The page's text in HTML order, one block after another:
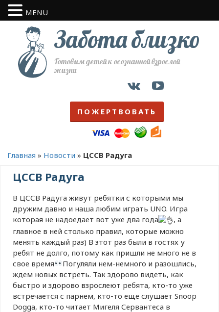
Забота близко
Готовим детей к осознанной взрослой
жизни
ПОЖЕРТВОВАТЬ
Главная » Новости » ЦССВ Радуга
ЦССВ Радуга
В ЦССВ Радуга живут ребятки с которыми мы
дружим давно и наша любим играть UNO. Игра
которая не надоедает вот уже два года
, а
главное в ней столько правил, которые можно
менять каждый раз) В этот раз были в гостях у
ребят не долго, потому как пришли не много не в
свое время
Погуляли нем-немного и разошлись,
ждем новых встреть. Так здорово видеть, как
быстро и здорово взрослеют ребята, кто-то уже
встречается с парнем, кто-то еще слушает Snoop
Doggа, кто-то читает Мигеля Сервантеса в
MENU